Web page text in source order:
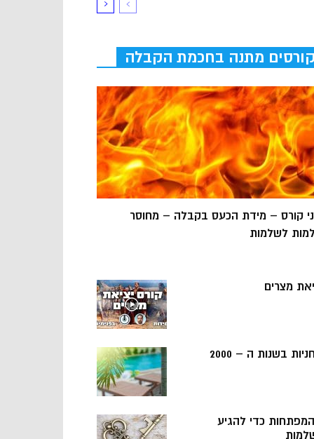
קורסים מתנה בחכמת הקבלה
קורס – מידת הכעס בקבלה – מחוסר
לשלמות
מצרים
בשנות ה – 2000
5 המפתחות כדי להגיע